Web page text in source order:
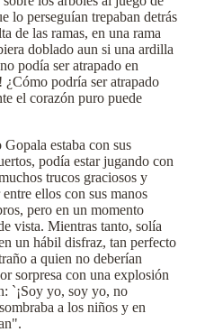
lo perseguían trepaban detrás
de las ramas, en una rama
doblado aun si una ardilla
podía ser atrapado en
podría ser atrapado
el corazón puro puede
estaba con sus
podía estar jugando con
trucos graciosos y
ellos con sus manos
pero en un momento
vista. Mientras tanto, solía
un hábil disfraz, tan perfecto
a quien no deberían
sorpresa con una explosión
`¡Soy yo, soy yo, no
a los niños y en